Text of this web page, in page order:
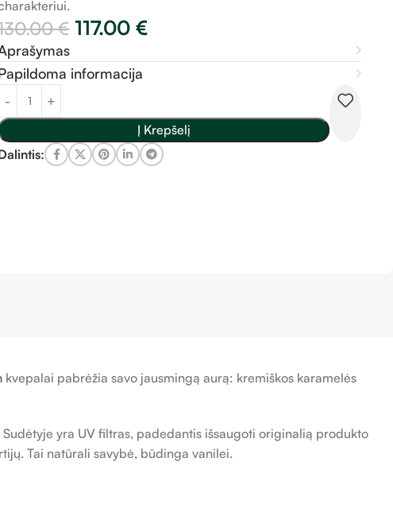
€ 117.00€
informacija
Į Krepšelį
kvepalai pabrėžia savo jausmingą aurą: kremiškos karamelės
yra UV filtras, padedantis išsaugoti originalią produkto
Tai natūrali savybė, būdinga vanilei.